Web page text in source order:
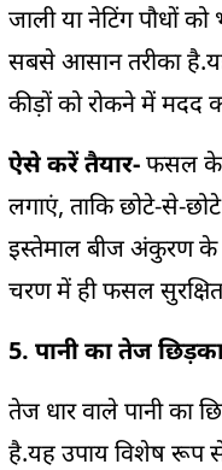
जाली या नेटिंग पौधों
सबसे आसान तरीका
कीड़ों को रोकने में मदद
ऐसे करें तैयार-फसल के
लगाएं, ताकि छोटे-से-
इस्तेमाल बीज अंकुरण
चरण में ही फसल
5. पानी का तेज
तेज धार वाले पानी का
है.यह उपाय विशेष रूप